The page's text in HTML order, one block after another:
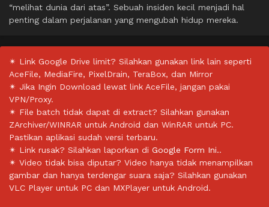
“melihat dunia dari atas”. Sebuah insiden kecil menjadi hal
penting dalam perjalanan yang mengubah hidup mereka.
✴ Link Google Drive limit? Silahkan gunakan link lain seperti
AceFile, MediaFire, PixelDrain, TeraBox, dan Mirror
✴ Jika Ingin Download lewat link AceFile, jangan pakai
VPN/Proxy.
✴ File batch tidak dapat di extract? Silahkan gunakan
ZArchiver/WINRAR untuk Android dan WinRAR untuk PC.
Pastikan aplikasi sudah versi terbaru.
✴ Link rusak? Silahkan laporkan di Google Form Ini..
✴ Video tidak bisa diputar? Video hanya tidak menampilkan
gambar dan hanya terdengar suara saja? Silahkan gunakan
VLC Player untuk PC dan MXPlayer untuk Android.